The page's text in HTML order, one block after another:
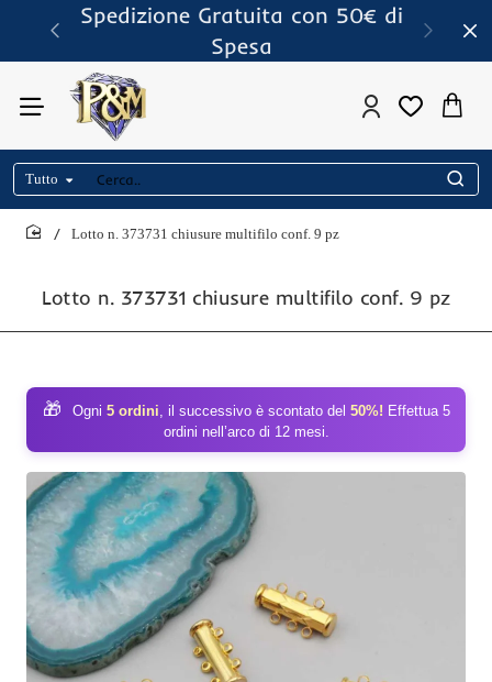
Spedizione a soli 5€
Tutto
Cerca..
Lotto n. 373731 chiusure multifilo conf. 9 pz
Lotto n. 373731 chiusure multifilo conf. 9 pz
🎁 Ogni 5 ordini, il successivo è scontato del 50%! Effettua 5
ordini nell’arco di 12 mesi.